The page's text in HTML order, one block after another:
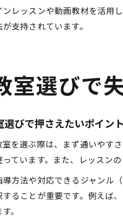
レッスンや動画教材を活用
支持されています。
室選びで
選びで押さえたいポイント
を選ぶ際は、まず通いやす
ています。また、レッスン
方法や対応できるジャンル
ることが重要です。例えば
。